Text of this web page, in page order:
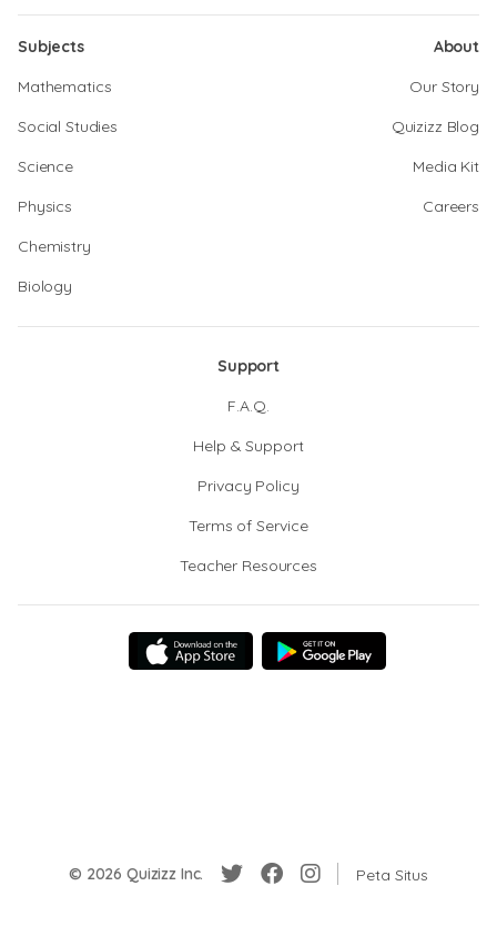
Subjects
Mathematics
Social Studies
Science
Physics
Chemistry
Biology
About
Our Story
Quizizz Blog
Media Kit
Careers
Support
F.A.Q.
Help & Support
Privacy Policy
Terms of Service
Teacher Resources
© 2026 Quizizz Inc. Peta Situs